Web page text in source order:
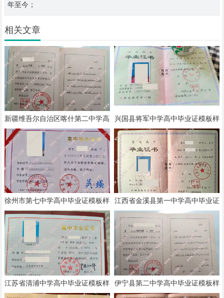
年至今；
相关文章
新疆维吾尔自治区喀什第二中学高
中毕业证模板样本
兴国县将军中学高中毕业证模板样
本
徐州市第七中学高中毕业证模板样
本
江西省金溪县第一中学高中毕业证
模板样本
江苏省清浦中学高中毕业证模板样
本
伊宁县第二中学高中毕业证模板样
本